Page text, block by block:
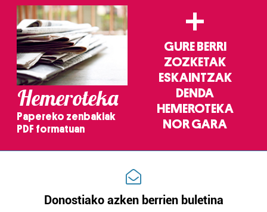
Hemeroteka
Papereko zenbakiak
PDF formatuan
+
GURE BERRI
ZOZKETAK
ESKAINTZAK
DENDA
HEMEROTEKA
NOR GARA
Donostiako azken berrien buletina